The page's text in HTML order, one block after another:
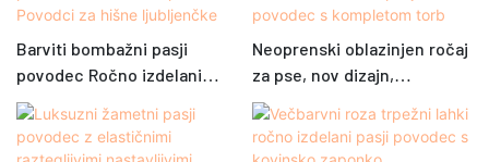
Barviti bombažni pasji
povodec Ročno izdelani
pleteni močni vrvi za pse
Povodci za hišne ljubljenčke
Neoprenski oblazinjen ročaj
za pse, nov dizajn,
visokokakovosten pasji
povodec s kompletom torb